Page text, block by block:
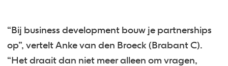
“Bij business development bouw je partnerships
op”, vertelt Anke van den Broeck (Brabant C).
“Het draait dan niet meer alleen om vragen,